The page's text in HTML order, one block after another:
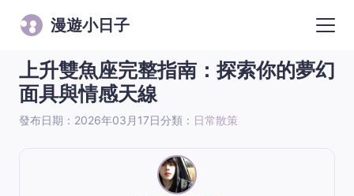
漫遊小日子
上升雙魚座完整指南：探索你的夢幻
面具與情感天線
發布日期：2026年03月17日分類： 日常散策